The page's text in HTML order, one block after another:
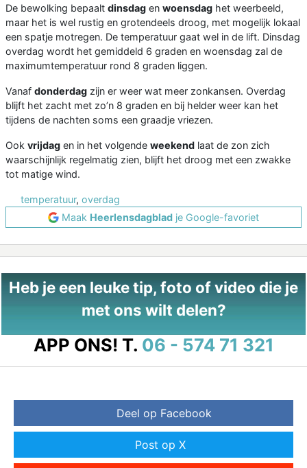
De bewolking bepaalt dinsdag en woensdag het weerbeeld,
maar het is wel rustig en grotendeels droog, met mogelijk lokaal
een spatje motregen. De temperatuur gaat wel in de lift. Dinsdag
overdag wordt het gemiddeld 6 graden en woensdag zal de
maximumtemperatuur rond 8 graden liggen.
Vanaf donderdag zijn er weer wat meer zonkansen. Overdag
blijft het zacht met zo’n 8 graden en bij helder weer kan het
tijdens de nachten soms een graadje vriezen.
Ook vrijdag en in het volgende weekend laat de zon zich
waarschijnlijk regelmatig zien, blijft het droog met een zwakke
tot matige wind.
temperatuur, overdag
Maak Heerlensdagblad je Google-favoriet
Heb je een leuke tip, foto of video die je
met ons wilt delen?
APP ONS! T. 06 - 574 71 321
Deel op Facebook
Post op X